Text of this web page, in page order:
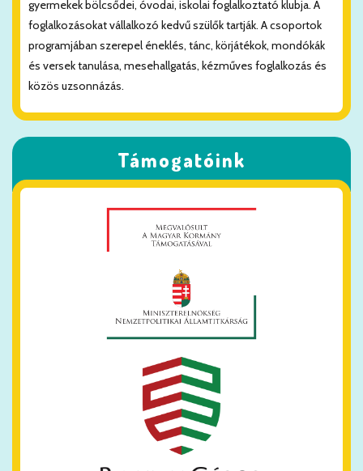
gyermekek bölcsődei, óvodai, iskolai foglalkoztató klubja. A
foglalkozásokat vállalkozó kedvű szülők tartják. A csoportok
programjában szerepel éneklés, tánc, körjátékok, mondókák
és versek tanulása, mesehallgatás, kézműves foglalkozás és
közös uzsonnázás.
Támogatóink